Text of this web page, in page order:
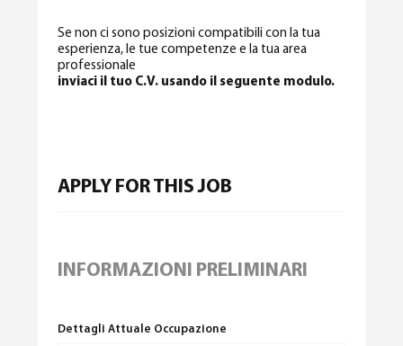
Se non ci sono posizioni compatibili con la tua
esperienza, le tue competenze e la tua area
professionale
inviaci il tuo C.V. usando il seguente modulo.
APPLY FOR THIS JOB
INFORMAZIONI PRELIMINARI
Dettagli Attuale Occupazione